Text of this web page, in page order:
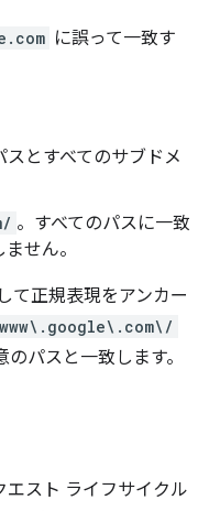
に誤って一致す
スとすべてのサブドメ
。すべてのパスに一致
せん。
て正規表現をアンカー
パスと一致します。
エスト ライフサイクル